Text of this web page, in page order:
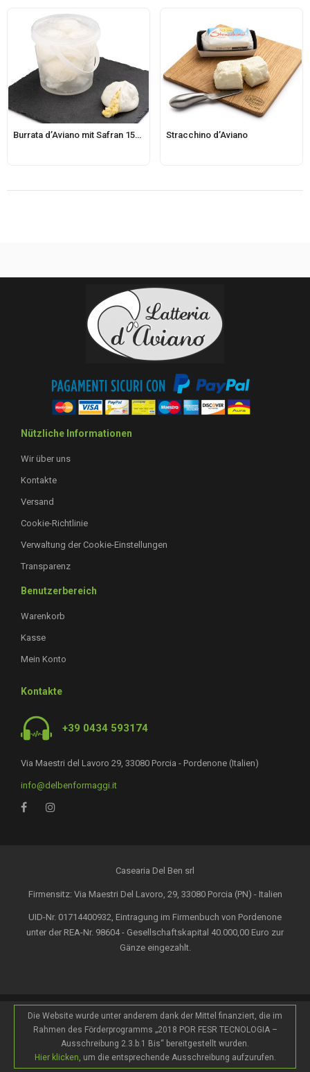
Burrata d’Aviano mit Safran 150g Stracchino d’Aviano
Nützliche Informationen
Wir über uns
Kontakte
Versand
Cookie-Richtlinie
Verwaltung der Cookie-Einstellungen
Transparenz
Benutzerbereich
Warenkorb
Kasse
Mein Konto
Kontakte
+39 0434 593174
Via Maestri del Lavoro 29, 33080 Porcia - Pordenone (Italien)
info@delbenformaggi.it
Casearia Del Ben srl
Firmensitz: Via Maestri Del Lavoro, 29, 33080 Porcia (PN) - Italien
UID-Nr. 01714400932, Eintragung im Firmenbuch von Pordenone
unter der REA-Nr. 98604 - Gesellschaftskapital 40.000,00 Euro zur
Gänze eingezahlt.
Die Website wurde unter anderem dank der Mittel finanziert, die im
Rahmen des Förderprogramms „2018 POR FESR TECNOLOGIA –
Ausschreibung 2.3.b.1 Bis“ bereitgestellt wurden.
Hier klicken, um die entsprechende Ausschreibung aufzurufen.